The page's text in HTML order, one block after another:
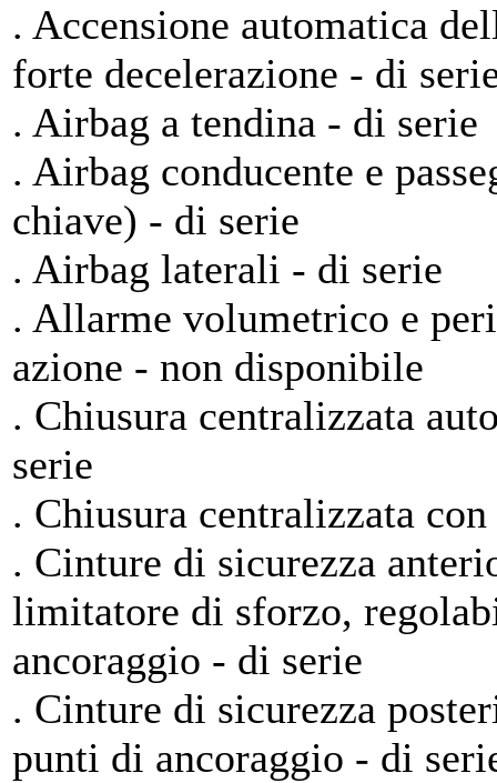
. Accensione automatica
forte decelerazione - di
. Airbag a tendina - di serie
. Airbag conducente e
chiave) - di serie
. Airbag laterali - di serie
. Allarme volumetrico e
azione - non disponibile
. Chiusura centralizzata
serie
. Chiusura centralizzata
. Cinture di sicurezza
limitatore di sforzo,
ancoraggio - di serie
. Cinture di sicurezza
punti di ancoraggio - di